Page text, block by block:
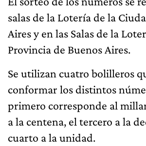
salas de la Lotería de la
Aires y en las Salas de la
Provincia de Buenos Aires.
Se utilizan cuatro bolilleros
conformar los distintos
primero corresponde al
a la centena, el tercero a la
cuarto a la unidad.